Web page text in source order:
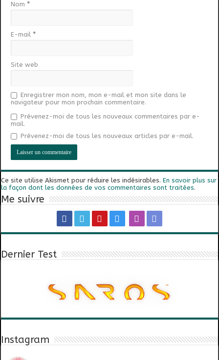
Nom *
E-mail *
Site web
Enregistrer mon nom, mon e-mail et mon site dans le
navigateur pour mon prochain commentaire.
Prévenez-moi de tous les nouveaux commentaires par e-
mail.
Prévenez-moi de tous les nouveaux articles par e-mail.
Ce site utilise Akismet pour réduire les indésirables.En savoir plus sur
la façon dont les données de vos commentaires sont traitées.
Me suivre
Dernier Test
Instagram